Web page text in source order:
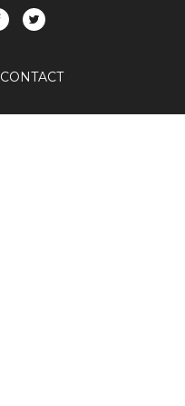
CONTACT